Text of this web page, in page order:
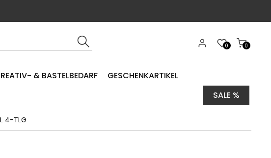
0
0
& BASTELBEDARF
GESCHENKARTIKEL
SALE %
4-TLG